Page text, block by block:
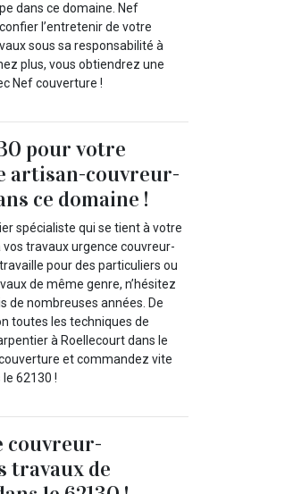
dans ce domaine. Nef
l’entretenir de votre
sous sa responsabilité à
plus, vous obtiendrez une
Nef couverture !
pour votre
artisan-couvreur-
ce domaine !
spécialiste qui se tient à votre
travaux urgence couvreur-
pour des particuliers ou
de même genre, n’hésitez
de nombreuses années. De
toutes les techniques de
à Roellecourt dans le
et commandez vite
62130 !
couvreur-
travaux de